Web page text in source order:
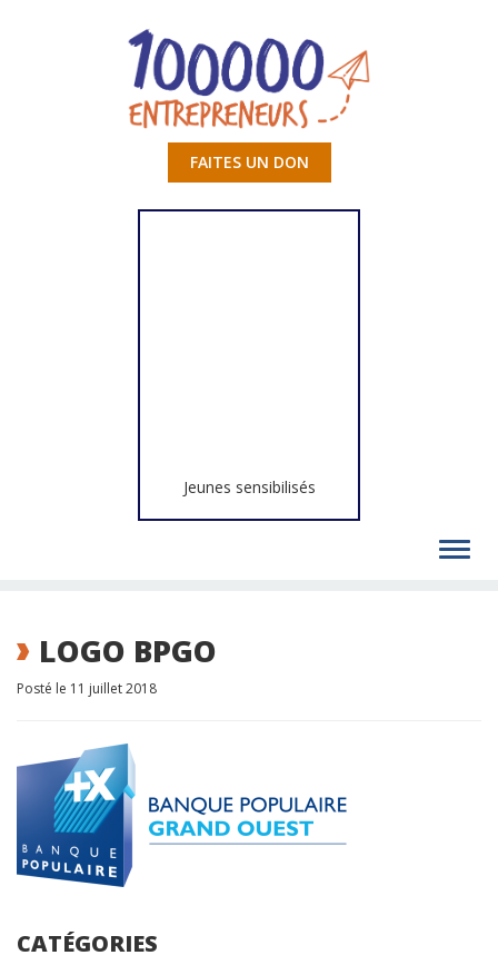
FAITES UN DON
Jeunes sensibilisés
LOGO BPGO
Posté le 11 juillet 2018
CATÉGORIES